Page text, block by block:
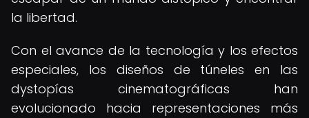
la libertad.
Con el avance de la tecnología y los efectos
especiales, los diseños de túneles en las
dystopías cinematográficas han
evolucionado hacia representaciones más